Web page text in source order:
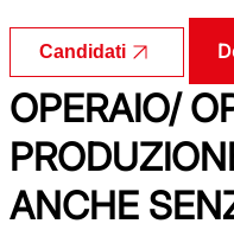
Candidati
OPERAIO/
ANCHE